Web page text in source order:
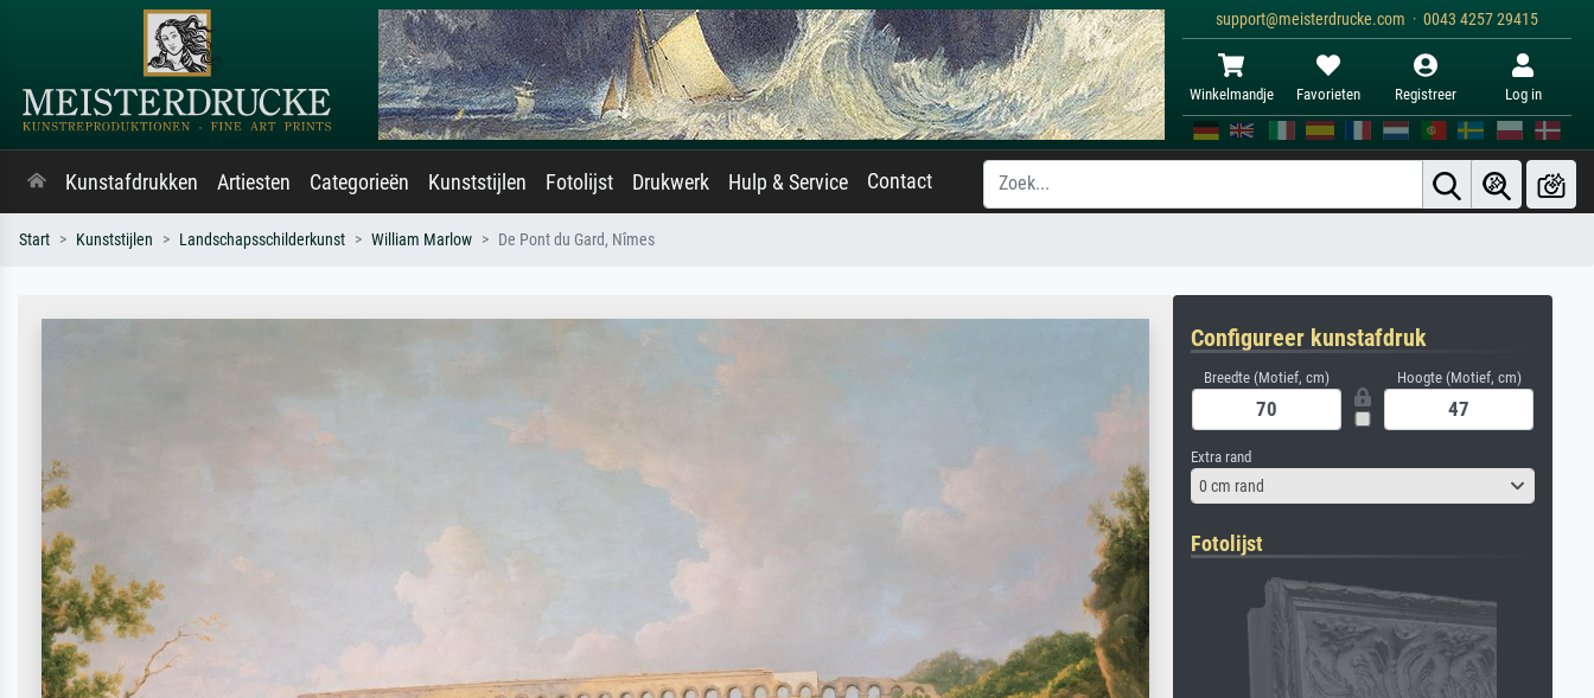
support@meisterdrucke.com · 0043 4257 29415
Winkelmandje Favorieten Registreer Log in
Kunstafdrukken Artiesten Categorieën Kunststijlen Fotolijst Drukwerk Hulp & Service Contact
Start Kunststijlen Landschapsschilderkunst William Marlow De Pont du Gard, Nîmes
Configureer kunstafdruk
Breedte (Motief, cm) Hoogte (Motief, cm)
Extra rand
0 cm rand
Fotolijst